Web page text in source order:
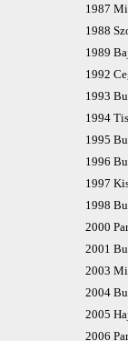
1987
1988
1989
1992
1993
1994
1995
1996
1997
1998
2000
2001
2003
2004
2005
2006